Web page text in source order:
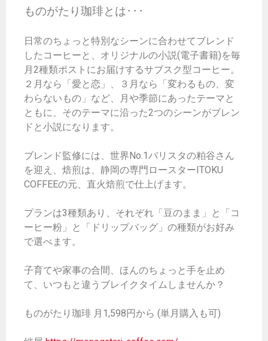
ものがたり珈琲とは･･･
日常のちょっと特別なシーンに合わせてブレンド
したコーヒーと、オリジナルの小説(電子書籍)を毎
月2種類ポストにお届けするサブスク型コーヒー。
２月なら「愛と恋」、３月なら「変わるもの、変
わらないもの」など、月や季節にあったテーマと
ともに、そのテーマに沿った2つのシーンがブレン
ドと小説になります。
ブレンド監修には、世界No.1バリスタの粕谷さん
を迎え、焙煎は、静岡の専門ロースターITOKU
COFFEEの元、直火焙煎で仕上げます。
プランは3種類あり、それぞれ「豆のまま」と「コ
ーヒー粉」と「ドリップバッグ」の種類がお好み
で選べます。
子育てや家事の合間、ほんのちょっと手を止め
て、いつもと違うブレイクタイムしませんか？
ものがたり珈琲 月1,598円から (単月購入も可)